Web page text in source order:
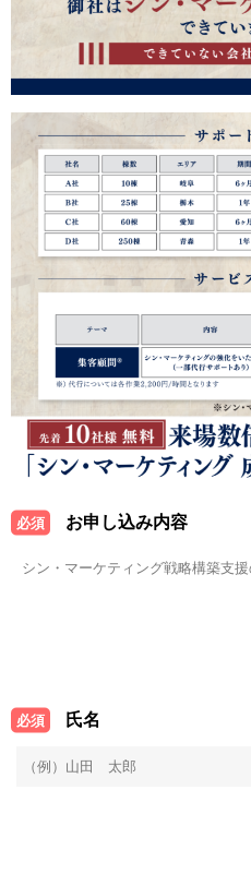
お申し込み内容
必須
氏名
必須